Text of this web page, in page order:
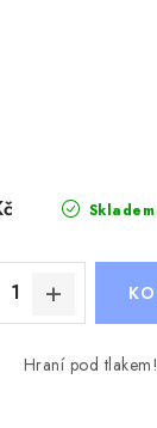
Skladem
Hraní pod tlakem!